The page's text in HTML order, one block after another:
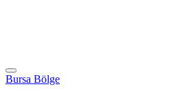
Bursa Bölge